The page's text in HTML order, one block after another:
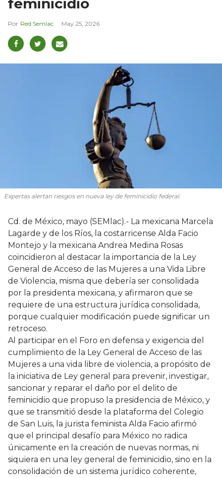
feminicidio
Red Semlac May 25, 2026
Expertas alertan riesgos en nueva ley de feminicidio federal.
Cd. de México, mayo (SEMlac).- La mexicana Marcela
Lagarde y de los Ríos, la costarricense Alda Facio
Montejo y la mexicana Andrea Medina Rosas
coincidieron al destacar la importancia de la Ley
General de Acceso de las Mujeres a una Vida Libre
de Violencia, misma que debería ser consolidada
por la presidenta mexicana, y afirmaron que se
requiere de una estructura jurídica consolidada,
porque cualquier modificación puede significar un
retroceso.
Al participar en el Foro en defensa y exigencia del
cumplimiento de la Ley General de Acceso de las
Mujeres a una vida libre de violencia, a propósito de
la iniciativa de Ley general para prevenir, investigar,
sancionar y reparar el daño por el delito de
feminicidio que propuso la presidencia de México, y
que se transmitió desde la plataforma del Colegio
de San Luis, la jurista feminista Alda Facio afirmó
que el principal desafío para México no radica
únicamente en la creación de nuevas normas, ni
siquiera en una ley general de feminicidio, sino en la
consolidación de un sistema jurídico coherente,